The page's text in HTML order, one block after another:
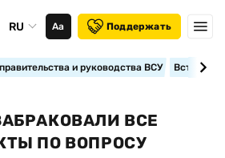
RU Аа Поддержать
и руководства ВСУ
ВСЕ
ПО ВОПРОСУ